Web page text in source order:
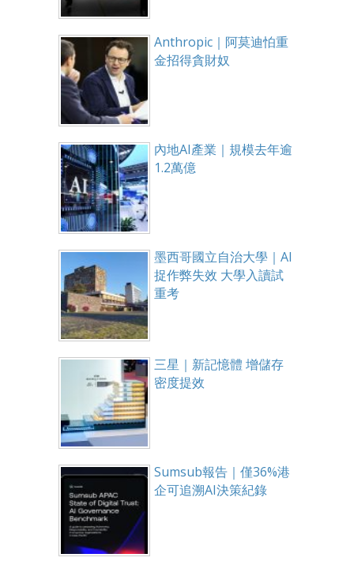
Anthropic｜阿莫迪怕重
金招得貪財奴
內地AI產業｜規模去年逾
1.2萬億
墨西哥國立自治大學｜AI
捉作弊失效 大學入讀試
重考
三星｜新記憶體 增儲存
密度提效
Sumsub報告｜僅36%港
企可追溯AI決策紀錄